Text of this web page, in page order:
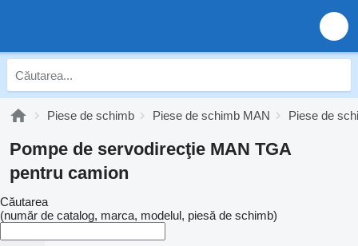
Piese de schimb Piese de schimb MAN Piese de
Pompe de servodirecţie MAN TGA
pentru camion
Căutarea
(număr de catalog, marca, modelul, piesă de schimb)